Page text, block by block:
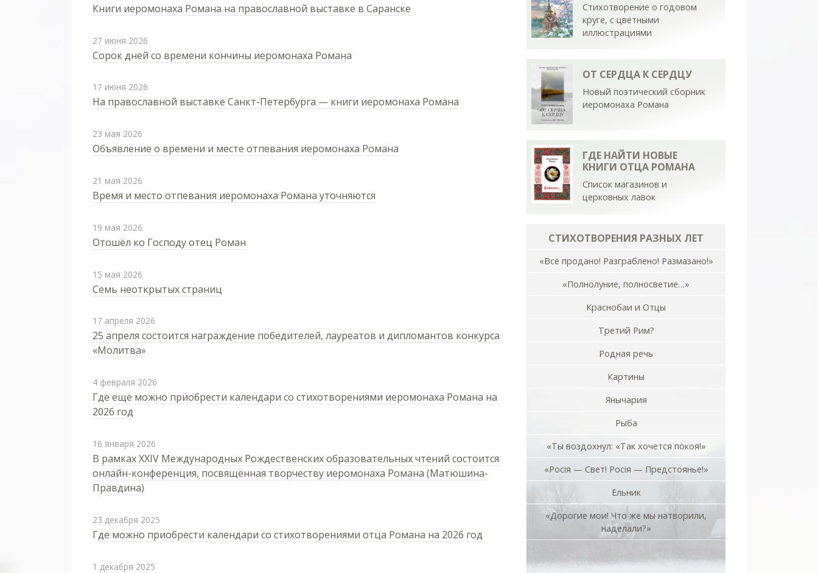
Книги иеромонаха Романа на православной выставке в Саранске
27 июня 2026
Сорок дней со времени кончины иеромонаха Романа
17 июня 2026
На православной выставке Санкт-Петербурга — книги иеромонаха Романа
23 мая 2026
Объявление о времени и месте отпевания иеромонаха Романа
21 мая 2026
Время и место отпевания иеромонаха Романа уточняются
19 мая 2026
Отошёл ко Господу отец Роман
15 мая 2026
Семь неоткрытых страниц
17 апреля 2026
25 апреля состоится награждение победителей, лауреатов и дипломантов конкурса
«Молитва»
4 февраля 2026
Где ещё можно приобрести календари со стихотворениями иеромонаха Романа на
2026 год
16 января 2026
В рамках XXIV Международных Рождественских образовательных чтений состоится
онлайн-конференция, посвящённая творчеству иеромонаха Романа (Матюшина-
Правдина)
23 декабря 2025
Где можно приобрести календари со стихотворениями отца Романа на 2026 год
1 декабря 2025
Стихотворение о годовом
круге, с цветными
иллюстрациями
ОТ СЕРДЦА К СЕРДЦУ
Новый поэтический сборник
иеромонаха Романа
ГДЕ НАЙТИ НОВЫЕ
КНИГИ ОТЦА РОМАНА
Список магазинов и
церковных лавок
СТИХОТВОРЕНИЯ РАЗНЫХ ЛЕТ
«Всё продано! Разграблено! Размазано!»
«Полнолуние, полносветие…»
Краснобаи и Отцы
Третий Рим?
Родная речь
Картины
Янычария
Рыба
«Ты воздохнул: «Так хочется покоя!»
«Росiя — Свет! Росiя — Предстоянье!»
Ельник
«Дорогие мои! Что же мы натворили,
наделали?»